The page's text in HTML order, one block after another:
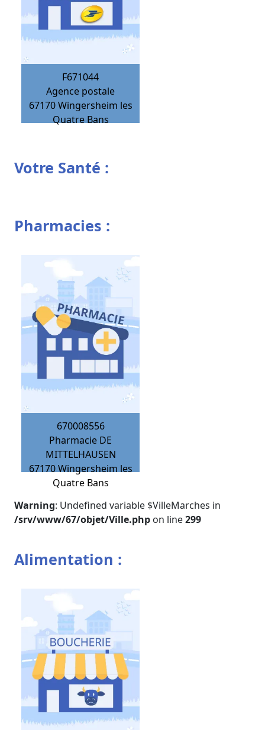
F671044
Agence postale
67170 Wingersheim les
Quatre Bans
Votre Santé :
Pharmacies :
670008556
Pharmacie DE
MITTELHAUSEN
67170 Wingersheim les
Quatre Bans
Warning: Undefined variable $VilleMarches in
/srv/www/67/objet/Ville.php on line299
Alimentation :